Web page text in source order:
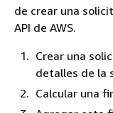
de crear una
API de AWS.
Crear una
detalles de la
Calcular una